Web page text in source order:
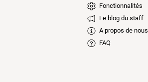
Fonctionnalités
Le blog du staff
A propos de nous
FAQ